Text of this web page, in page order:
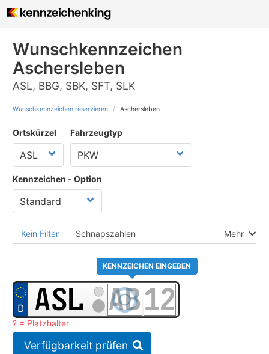
Wunschkennzeichen
Aschersleben
ASL, BBG, SBK, SFT, SLK
Wunschkennzeichen reservieren Aschersleben
Ortskürzel Fahrzeugtyp
Kennzeichen - Option
Kein Filter Schnapszahlen Mehr
KENNZEICHEN EINGEBEN
? = Platzhalter
Verfügbarkeit prüfen